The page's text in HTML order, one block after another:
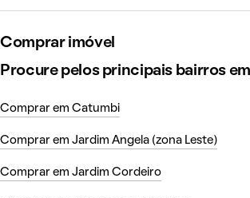
Comprar imóvel
Procure pelos principais bairros
Comprar em Catumbi
Comprar em Jardim Angela (zona Leste)
Comprar em Jardim Cordeiro